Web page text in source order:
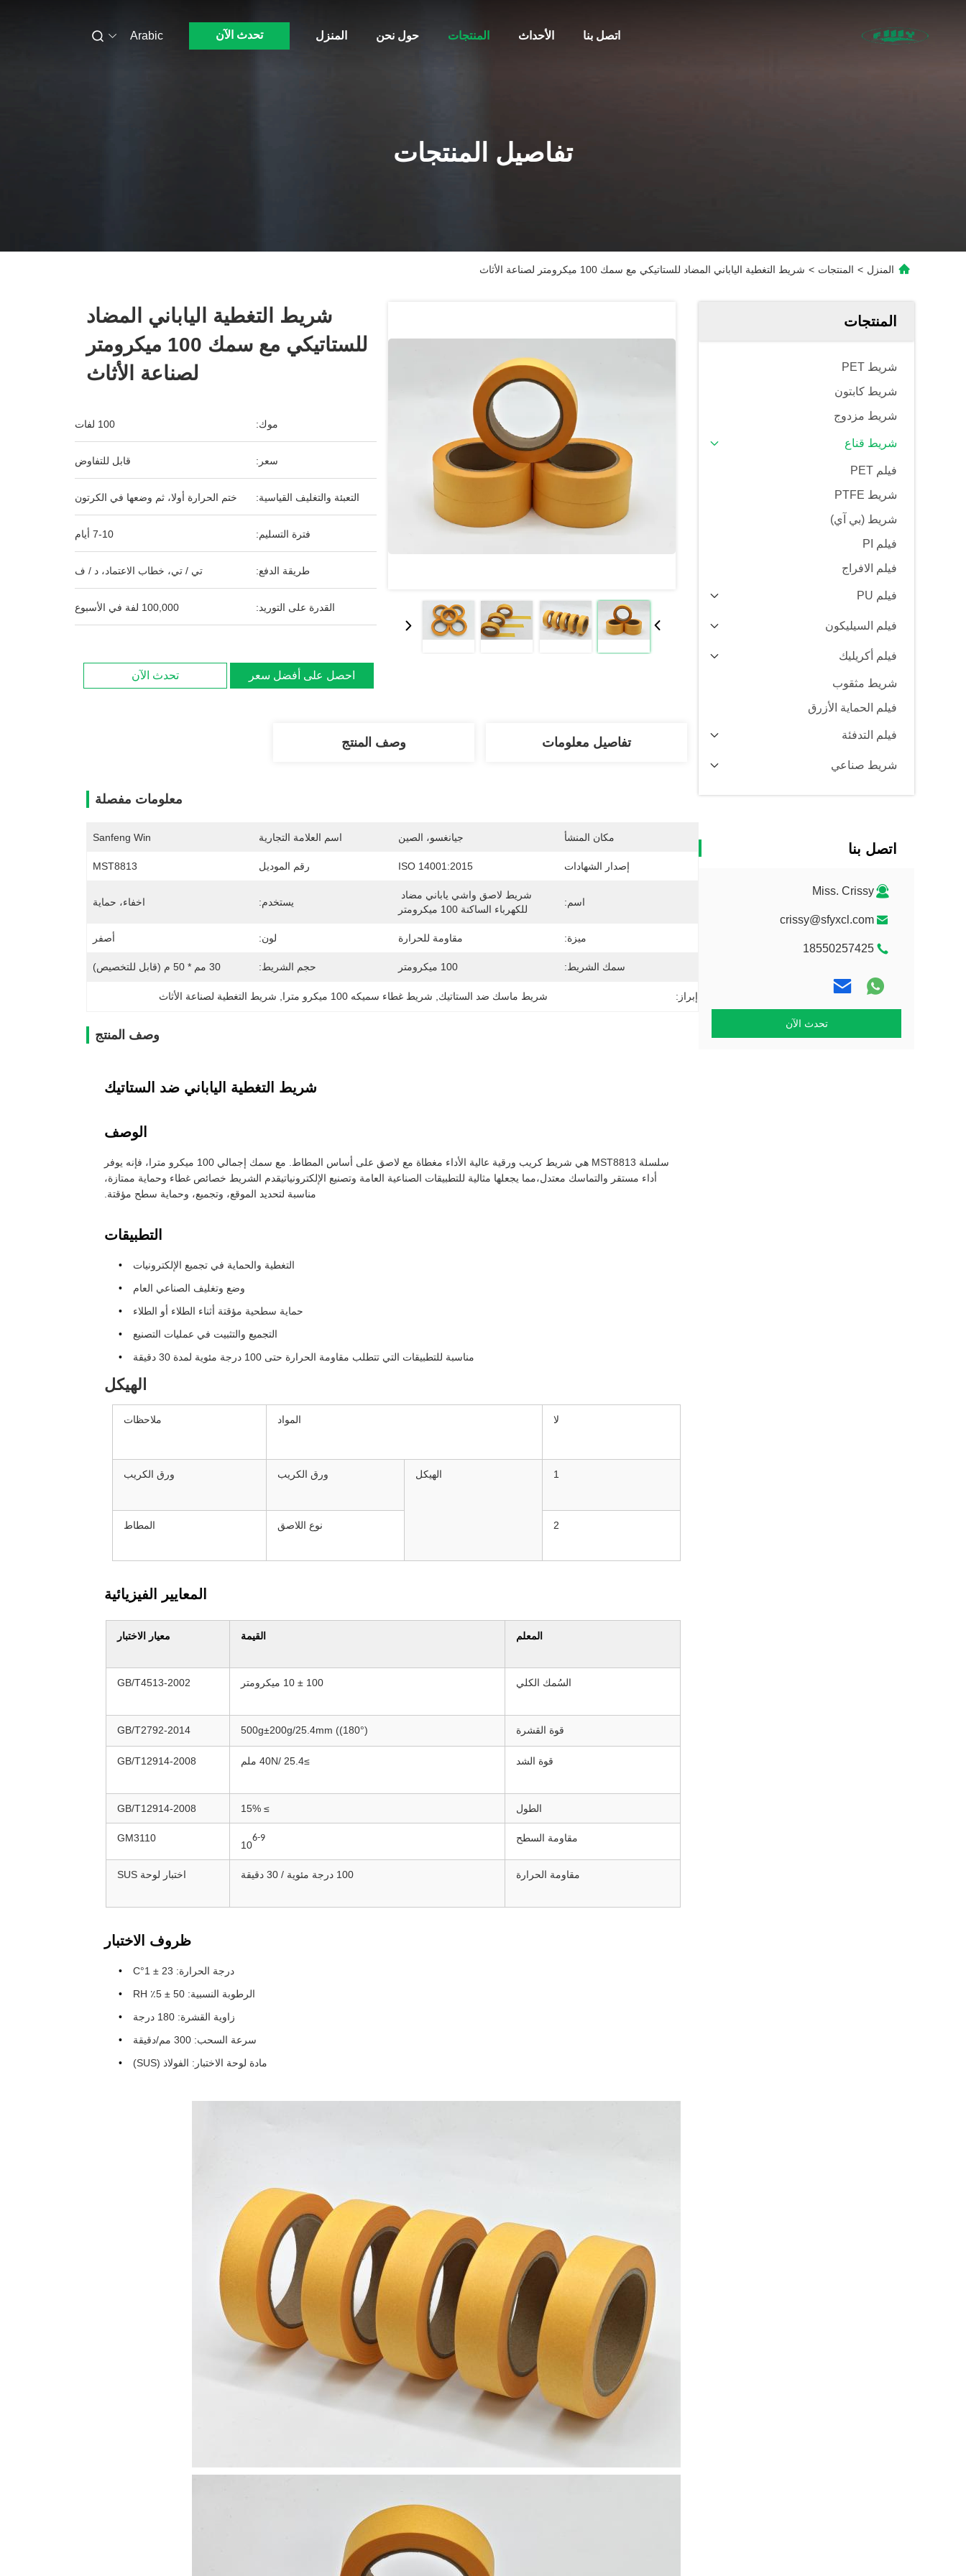
المنزل حول نحن المنتجات الأحداث اتصل بنا تحدث الآن Arabic
تفاصيل المنتجات
المنزل > المنتجات > شريط التغطية الياباني المضاد للستاتيكي مع سمك 100 ميكرومتر لصناعة الأثاث
المنتجات
شريط PET
شريط كابتون
شريط مزدوج
شريط قناع
فيلم PET
شريط PTFE
شريط (بي آي)
فيلم PI
فيلم الافراج
فيلم PU
فيلم السيليكون
فيلم أكريليك
شريط مثقوب
فيلم الحماية الأزرق
فيلم التدفئة
شريط صناعي
اتصل بنا
Miss. Crissy
crissy@sfyxcl.com
18550257425
تحدث الآن
شريط التغطية الياباني المضاد
للستاتيكي مع سمك 100 ميكرومتر
لصناعة الأثاث
موك: 100 لفات
سعر: قابل للتفاوض
التعبئة والتغليف القياسية: ختم الحرارة أولا، ثم وضعها في الكرتون
فترة التسليم: 7-10 أيام
طريقة الدفع: تي / تي، خطاب الاعتماد، د / ف
القدرة على التوريد: 100,000 لفة في الأسبوع
احصل على أفضل سعر تحدث الآن
تفاصيل معلومات وصف المنتج
معلومات مفصلة
مكان المنشأ جيانغسو، الصين اسم العلامة التجارية Sanfeng Win
إصدار الشهادات ISO 14001:2015 رقم الموديل MST8813
اسم:
للكهرباء الساكنة 100 ميكرومتر
يستخدم: اخفاء، حماية
ميزة: مقاومة للحرارة لون: أصفر
سمك الشريط: 100 ميكرومتر حجم الشريط: 30 مم * 50 م (قابل للتخصيص)
إبراز: شريط ماسك ضد الستاتيك شريط غطاء سميكه 100 ميكرو مترا شريط التغطية لصناعة الأثاث
وصف المنتج
شريط التغطية الياباني ضد الستاتيك
الوصف
سلسلة MST8813 هي شريط كريب ورقية عالية الأداء مغطاة مع لاصق على أساس المطاط. مع سمك إجمالي 100 ميكرو مترا، فإنه يوفر
أداء مستقر والتماسك معتدل،مما يجعلها مثالية للتطبيقات الصناعية العامة وتصنيع الإلكترونياتيقدم الشريط خصائص غطاء وحماية ممتازة،
مناسبة لتحديد الموقع، وتجميع، وحماية سطح مؤقتة.
التطبيقات
التغطية والحماية في تجميع الإلكترونيات
وضع وتغليف الصناعي العام
حماية سطحية مؤقتة أثناء الطلاء أو الطلاء
التجميع والتثبيت في عمليات التصنيع
مناسبة للتطبيقات التي تتطلب مقاومة الحرارة حتى 100 درجة مئوية لمدة 30 دقيقة
الهيكل
لا المواد ملاحظات
1 الهيكل ورق الكريب ورق الكريب
2 نوع اللاصق المطاط
المعايير الفيزيائية
المعلم القيمة معيار الاختبار
السُمك الكلي 100 ± 10 ميكرومتر GB/T4513-2002
قوة القشرة 500g±200g/25.4mm ((180°)
GB/T2792-2014
قوة الشد ≥40N/ 25.4 ملم GB/T12914-2008
الطول ≥ 15%
GB/T12914-2008
مقاومة السطح
10
6-9
GM3110
مقاومة الحرارة 100 درجة مئوية / 30 دقيقة اختبار لوحة SUS
ظروف الاختبار
درجة الحرارة: 23 ± 1°C
الرطوبة النسبية: 50 ± 5٪ RH
زاوية القشرة: 180 درجة
سرعة السحب: 300 مم/دقيقة
مادة لوحة الاختبار: الفولاذ (SUS)